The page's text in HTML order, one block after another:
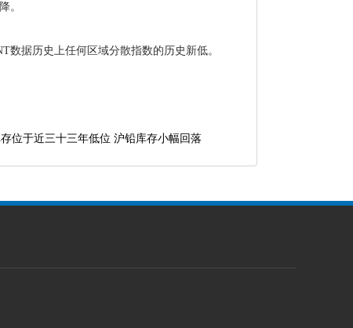
。
数据历史上任何区域分散指数的历史新低。
位于近三十三年低位 沪铅库存小幅回落